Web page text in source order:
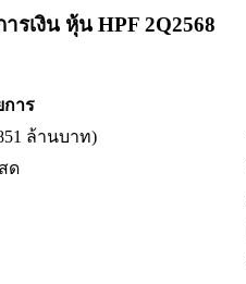
รเงิน หุ้น HPF 2Q2568
การ
ล้านบาท)
ด